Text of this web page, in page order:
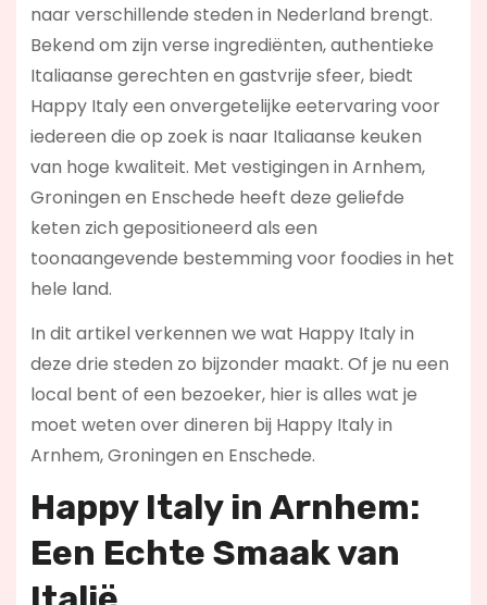
naar verschillende steden in Nederland brengt.
Bekend om zijn verse ingrediënten, authentieke
Italiaanse gerechten en gastvrije sfeer, biedt
Happy Italy een onvergetelijke eetervaring voor
iedereen die op zoek is naar Italiaanse keuken
van hoge kwaliteit. Met vestigingen in Arnhem,
Groningen en Enschede heeft deze geliefde
keten zich gepositioneerd als een
toonaangevende bestemming voor foodies in het
hele land.
In dit artikel verkennen we wat Happy Italy in
deze drie steden zo bijzonder maakt. Of je nu een
local bent of een bezoeker, hier is alles wat je
moet weten over dineren bij Happy Italy in
Arnhem, Groningen en Enschede.
Happy Italy in Arnhem:
Een Echte Smaak van